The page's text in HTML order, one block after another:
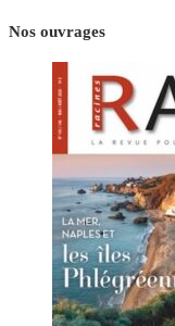
Nos ouvrages